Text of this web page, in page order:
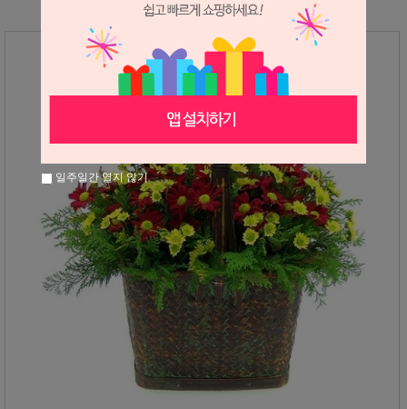
일주일간 열지 않기